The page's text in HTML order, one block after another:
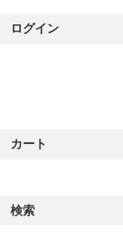
ログイン
カート
検索